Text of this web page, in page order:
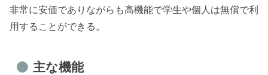
非常に安価でありながらも高機能で学生や個人は無償で利
用することができる。
主な機能